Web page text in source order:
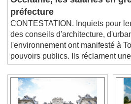
Occitanie, les salariés en
préfecture
CONTESTATION. Inquiets pour
des conseils d'architecture,
l'environnement ont manifesté à
pouvoirs publics. Ils réclament